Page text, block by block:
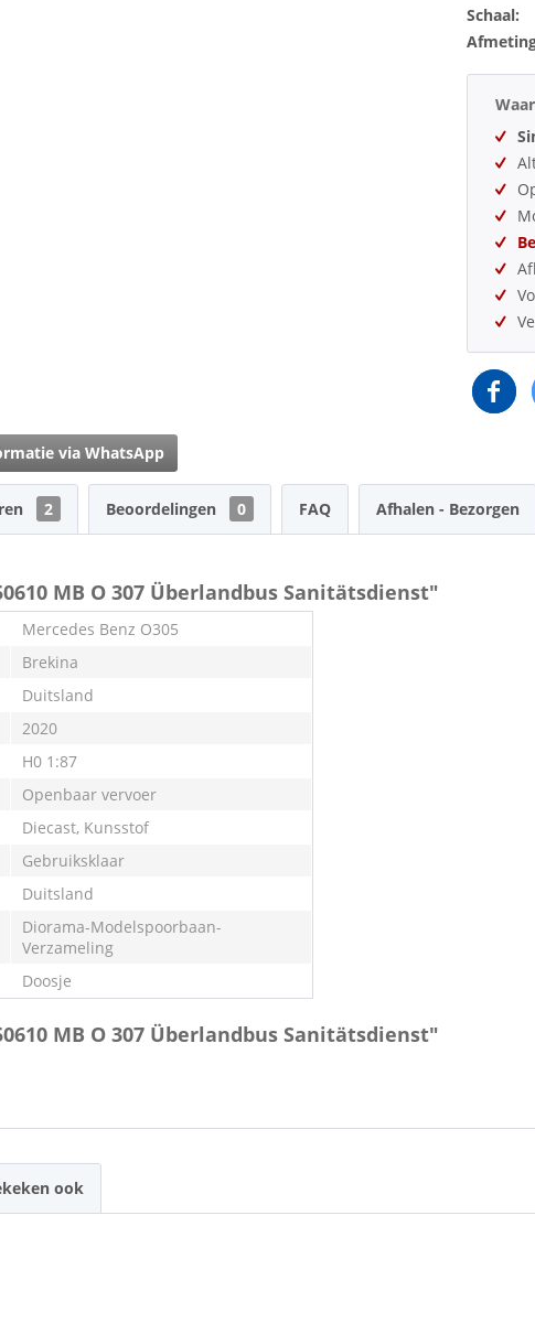
Schaal:
via WhatsApp
2 Beoordelingen 0 FAQ Afhalen - Bezorgen
MB O 307 Überlandbus Sanitätsdienst"
Mercedes Benz O305
Brekina
Duitsland
2020
H0 1:87
Openbaar vervoer
Diecast, Kunsstof
Gebruiksklaar
Duitsland
Diorama-Modelspoorbaan-
Verzameling
Doosje
MB O 307 Überlandbus Sanitätsdienst"
ook